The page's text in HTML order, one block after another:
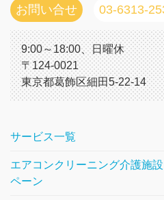
お問い合せ 03-6313-
9:00～18:00、日曜休
〒124-0021
東京都葛飾区細田5-22-14
サービス一覧
エアコンクリーニング介護施
ペーン